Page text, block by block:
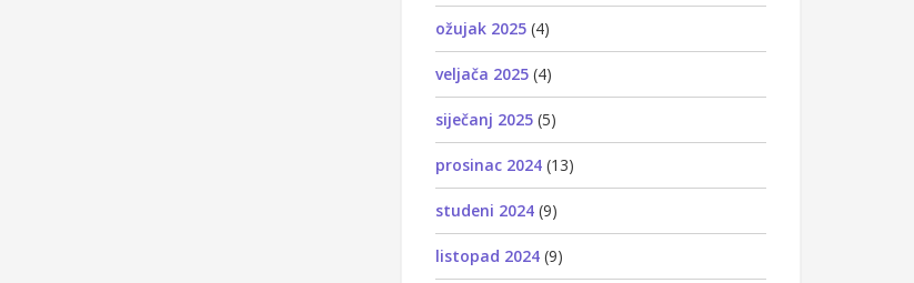
ožujak 2025 (4)
veljača 2025 (4)
siječanj 2025 (5)
prosinac 2024 (13)
studeni 2024 (9)
listopad 2024 (9)